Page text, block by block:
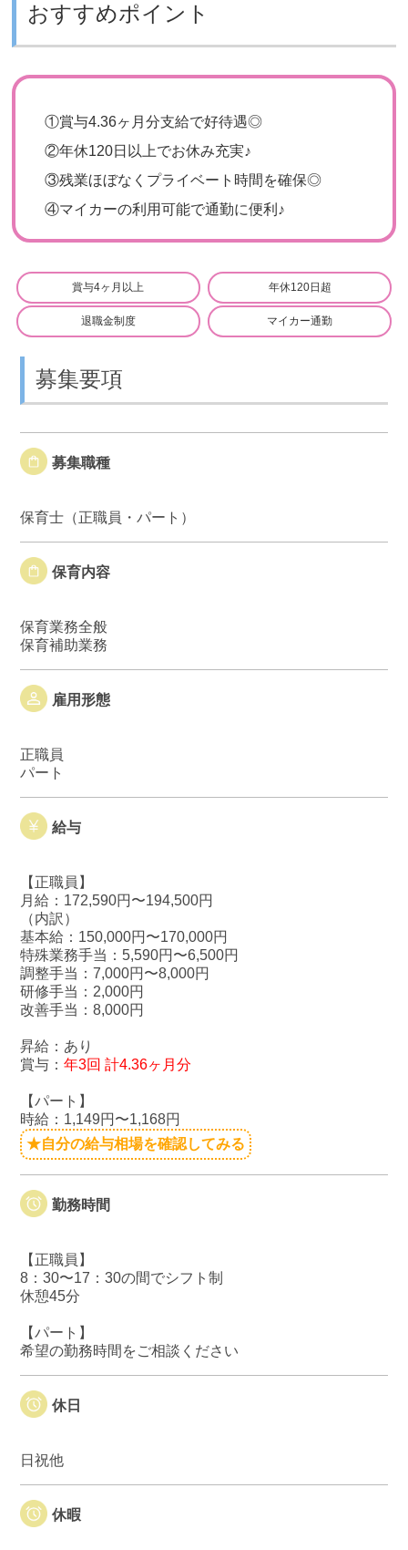
おすすめポイント
①賞与4.36ヶ月分支給で好待遇◎
②年休120日以上でお休み充実♪
③残業ほぼなくプライベート時間を確保◎
④マイカーの利用可能で通勤に便利♪
賞与4ヶ月以上 年休120日超
退職金制度 マイカー通勤
募集要項
募集職種
保育士（正職員・パート）
保育内容
保育業務全般
保育補助業務
雇用形態
正職員
パート
給与
【正職員】
月給：172,590円〜194,500円
（内訳）
基本給：150,000円〜170,000円
特殊業務手当：5,590円〜6,500円
調整手当：7,000円〜8,000円
研修手当：2,000円
改善手当：8,000円
昇給：あり
賞与： 年3回 計4.36ヶ月分
【パート】
時給：1,149円〜1,168円
★自分の給与相場を確認してみる
勤務時間
【正職員】
8：30〜17：30の間でシフト制
休憩45分
【パート】
希望の勤務時間をご相談ください
休日
日祝他
休暇